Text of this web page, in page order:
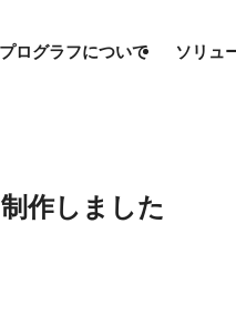
プログラフについて ソリュ
作しました